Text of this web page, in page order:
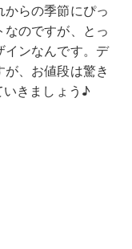
らの季節にぴっ
のですが、とっ
インなんです。デ
、お値段は驚き
きましょう♪